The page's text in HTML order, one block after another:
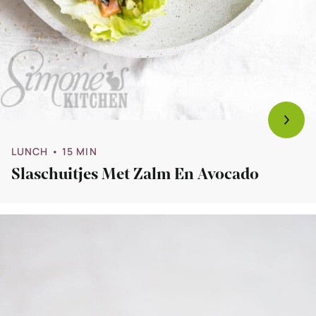
LUNCH • 15 MIN
Slaschuitjes Met Zalm En Avocado